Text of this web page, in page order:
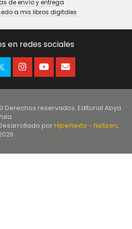
de envío y entrega
a mis libros digitales
en redes sociales
Derechos reservados. Editorial Abya
porHipertexto - Netizen,